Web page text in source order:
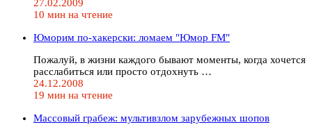
27.02.2009
10 мин на чтение
Юморим по-хакерски: ломаем "Юмор FM"
Пожалуй, в жизни каждого бывают моменты, когда хочется
расслабиться или просто отдохнуть …
24.12.2008
19 мин на чтение
Массовый грабеж: мультивзлом зарубежных шопов